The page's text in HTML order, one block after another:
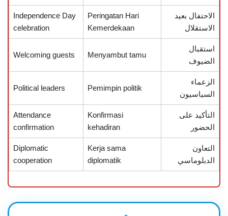
الاحتفال بعيد
الاستقلال
Peringatan Hari
Kemerdekaan
Independence Day
celebration
استقبال
الضيوف
Menyambut tamu
Welcoming guests
الزعماء
السياسيون
Pemimpin politik
Political leaders
التأكيد على
الحضور
Konfirmasi
kehadiran
Attendance
confirmation
التعاون
الدبلوماسي
Kerja sama
diplomatik
Diplomatic
cooperation